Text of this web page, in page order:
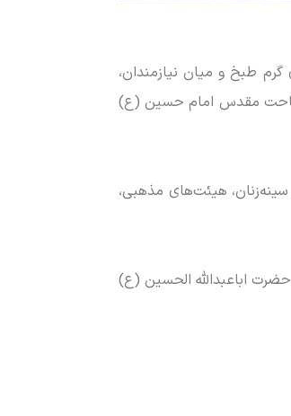
طبخ و میان نیازمندان،
ساحت مقدس امام حسین (ع)
هیئت‌های مذهبی،
اباعبدالله الحسین (ع)